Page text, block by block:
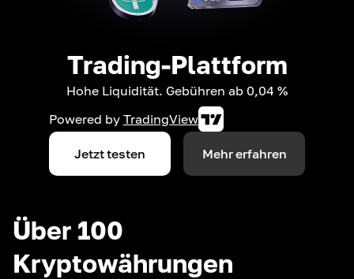
Trading-Plattform
Hohe Liquidität. Gebühren ab 0,04 %
Powered by TradingView
Jetzt testen Mehr erfahren
Über 100
Kryptowährungen